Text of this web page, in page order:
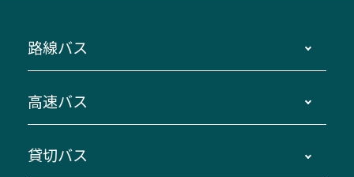
路線バス
主要停留所案内図・時刻表
路線バスのご利用方法
高速バス
南紀・VISON～横浜・東京・埼玉
貸切バス